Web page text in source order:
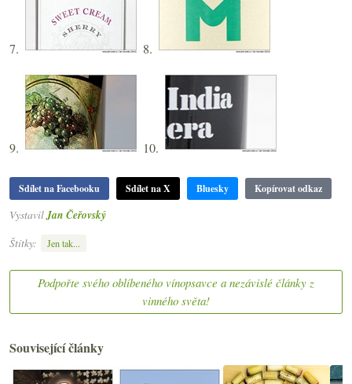
7. 8.
9. 10.
Sdílet na Facebooku Sdílet na X Bluesky Kopírovat odkaz
Vystavil Jan Čeřovský
Štítky:
Jen tak...
Podpořte svého oblíbeného vínopsavce a nezávislé články z
vinného světa!
Související články